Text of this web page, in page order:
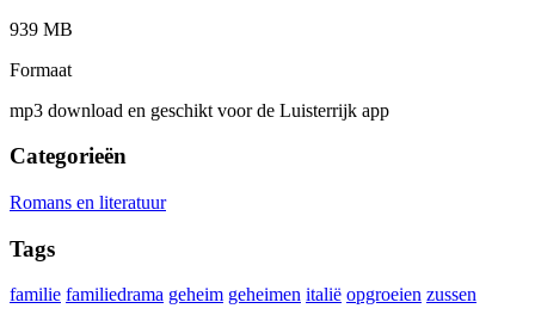
939 MB
Formaat
mp3 download en geschikt voor de Luisterrijk app
Categorieën
Romans en literatuur
Tags
familie familiedrama geheim geheimen italië opgroeien zussen